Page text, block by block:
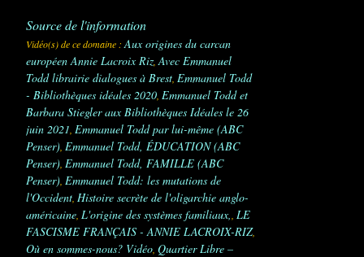
Source de l'information
Vidéo(s) de ce domaine : Aux origines du carcan
européen Annie Lacroix Riz, Avec Emmanuel
Todd librairie dialogues à Brest Emmanuel Todd
- Bibliothèques idéales 2020 Emmanuel Todd et
Barbara Stiegler aux Bibliothèques Idéales le 26
juin 2021 Emmanuel Todd par lui-même (ABC
Penser) Emmanuel Todd, ÉDUCATION (ABC
Penser) Emmanuel Todd, FAMILLE (ABC
Penser) Emmanuel Todd: les mutations de
l'Occident Histoire secrète de l'oligarchie anglo-
américaine L'origine des systèmes familiaux, LE
FASCISME FRANÇAIS - ANNIE LACROIX-RIZ,
Où en sommes-nous? Vidéo Quartier Libre –